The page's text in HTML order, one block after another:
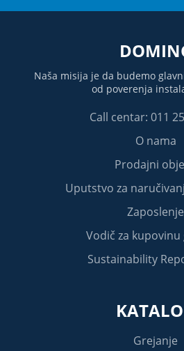
Naša misija je da budemo
od poverenja
Call centar: 011
O nama
Prodajni
Uputstvo za
Zaposlenje
Vodič za kupovinu
Sustainability
Grejanje